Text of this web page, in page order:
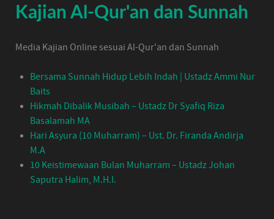
Kajian Al-Qur'an dan Sunnah
Media Kajian Online sesuai Al-Qur'an dan Sunnah
Bersama Sunnah Hidup Lebih Indah | Ustadz Ammi Nur
Baits
Hikmah Dibalik Musibah – Ustadz Dr Syafiq Riza
Basalamah MA
Hari Asyura (10 Muharram) – Ust. Dr. Firanda Andirja
M.A
10 Keistimewaan Bulan Muharram – Ustadz Johan
Saputra Halim, M.H.I.